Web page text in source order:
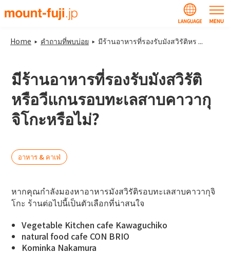
Home คำถามที่พบบ่อย มีร้านอาหารที่รองรับมังสวิรัติหร ...
มีร้านอาหารที่รองรับมังสวิรัติ
หรือวีแกนรอบทะเลสาบคาวากุ
จิโกะหรือไม่?
อาหาร & คาเฟ่
หากคุณกำลังมองหาอาหารมังสวิรัติรอบทะเลสาบคาวากุจิ
โกะ ร้านต่อไปนี้เป็นตัวเลือกที่น่าสนใจ
Vegetable Kitchen cafe Kawaguchiko
natural food cafe CON BRIO
Kominka Nakamura